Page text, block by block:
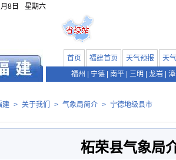
8日 星期六
首页 福建首页 天气预报 天
福州
宁德 南平 三明 龙岩
建 > 关于我们 > 气象局简介 > 宁德地级县市
柘荣县气象局